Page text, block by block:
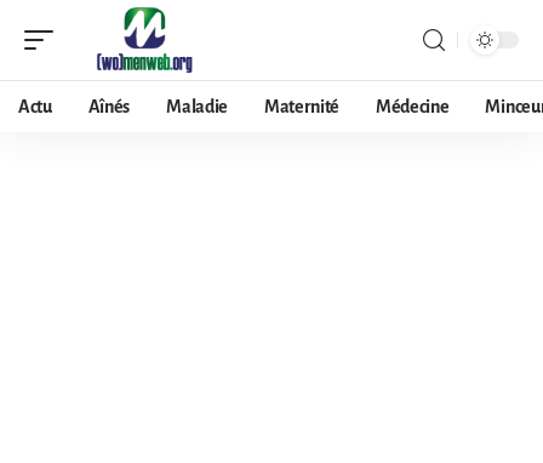
Actu Aînés Maladie Maternité Médecine